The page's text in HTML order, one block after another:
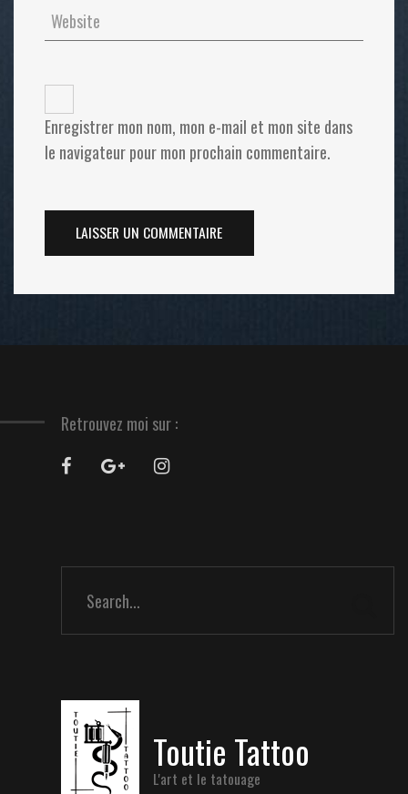
Enregistrer mon nom, mon e-mail et mon site dans
le navigateur pour mon prochain commentaire.
Retrouvez moi sur :
Toutie Tattoo
L'art et le tatouage